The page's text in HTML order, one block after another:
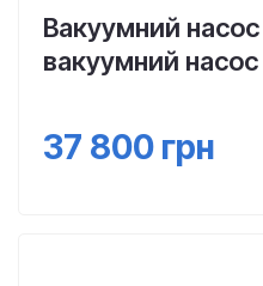
Вакуумний
вакуумний
37 800 грн